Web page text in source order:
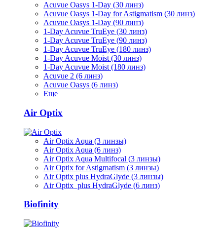
Acuvue Oasys 1-Day (30 линз)
Acuvue Oasys 1-Day for Astigmatism (30 линз)
Acuvue Oasys 1-Day (90 линз)
1-Day Acuvue TruEye (30 линз)
1-Day Acuvue TruEye (90 линз)
1-Day Acuvue TruEye (180 линз)
1-Day Acuvue Moist (30 линз)
1-Day Acuvue Moist (180 линз)
Acuvue 2 (6 линз)
Acuvue Oasys (6 линз)
Еще
Air Optix
Air Optix Aqua (3 линзы)
Air Optix Aqua (6 линз)
Air Optix Aqua Multifocal (3 линзы)
Air Optix for Astigmatism (3 линзы)
Air Optix plus HydraGlyde (3 линзы)
Air Optix plus HydraGlyde (6 линз)
Biofinity